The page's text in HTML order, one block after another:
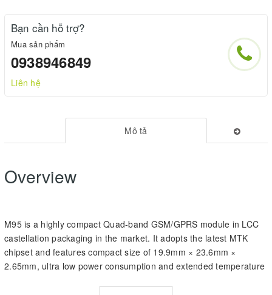
Bạn cần hỗ trợ?
Mua sản phẩm
0938946849
Liên hệ
Mô tả
Overview
M95 is a highly compact Quad-band GSM/GPRS module in LCC
castellation packaging in the market. It adopts the latest MTK
chipset and features compact size of 19.9mm × 23.6mm ×
2.65mm, ultra low power consumption and extended temperature